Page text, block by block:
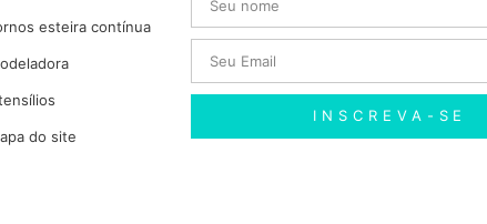
esteira contínua
do site
INSCREVA-SE